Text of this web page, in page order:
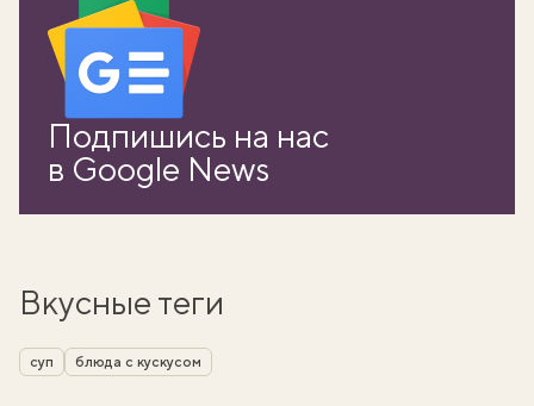
Подпишись на нас
в Google News
Вкусные теги
суп блюда с кускусом